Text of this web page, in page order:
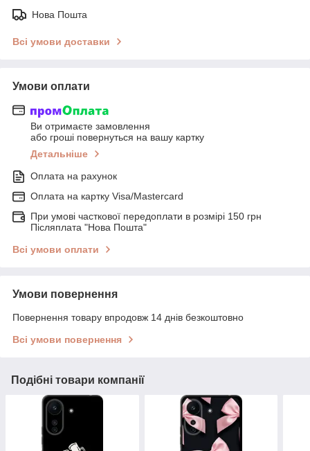
Нова Пошта
Всі умови доставки
Умови оплати
Ви отримаєте замовлення
або гроші повернуться на вашу картку
Детальніше
Оплата на рахунок
Оплата на картку Visa/Mastercard
При умові часткової передоплати в розмірі 150 грн
Післяплата "Нова Пошта"
Всі умови оплати
Умови повернення
Повернення товару впродовж 14 днів безкоштовно
Всі умови повернення
Подібні товари компанії